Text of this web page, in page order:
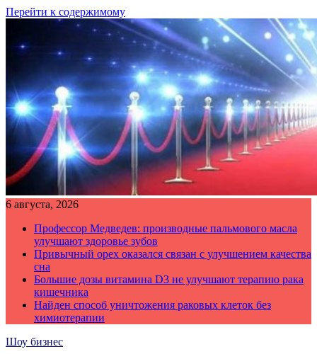
Перейти к содержимому
6 августа, 2026
Профессор Медведев: производные пальмового масла
улучшают здоровье зубов
Привычный орех оказался связан с улучшением качества
сна
Большие дозы витамина D3 не улучшают терапию рака
кишечника
Найден способ уничтожения раковых клеток без
химиотерапии
Шоу бизнес